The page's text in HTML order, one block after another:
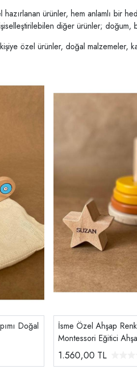
ürünler, hem anlamlı bir
diğer ürünler;
özel ürünler, doğal malzemeler,
Doğal
İsme Özel Ahşap
Montessori Eğitici
Tiny Wood Kahve Pastel
1.560,00 TL